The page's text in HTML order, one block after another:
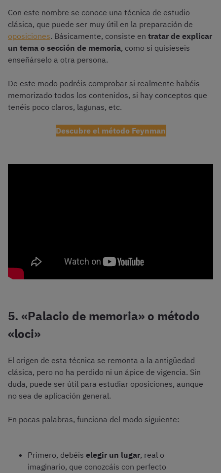
Con este nombre se conoce una técnica de estudio
clásica, que puede ser muy útil en la preparación de
oposiciones. Básicamente, consiste en tratar de explicar
un tema o sección de memoria, como si quisieseis
enseñárselo a otra persona.
De este modo podréis comprobar si realmente habéis
memorizado todos los contenidos, si hay conceptos que
tenéis poco claros, lagunas, etc.
Descubre el método Feynman
5. «Palacio de memoria» o método
«loci»
El origen de esta técnica se remonta a la antigüedad
clásica, pero no ha perdido ni un ápice de vigencia. Sin
duda, puede ser útil para estudiar oposiciones, aunque
no sea de aplicación general.
En pocas palabras, funciona del modo siguiente:
Primero, debéis elegir un lugar, real o
imaginario, que conozcáis con perfecto